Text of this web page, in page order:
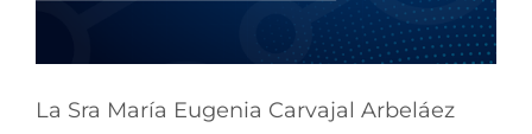
La Sra María Eugenia Carvajal Arbeláez